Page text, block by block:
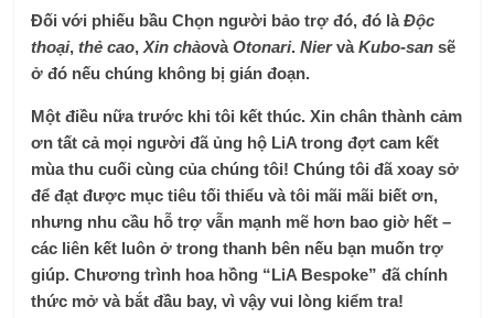
Đối với phiếu bầu Chọn người bảo trợ đó, đó làĐộc
thoại,thẻ cao,Xin chàovàOtonari.NiervàKubo-san sẽ
ở đó nếu chúng không bị gián đoạn.
Một điều nữa trước khi tôi kết thúc. Xin chân thành cảm
ơn tất cả mọi người đã ủng hộ LiA trong đợt cam kết
mùa thu cuối cùng của chúng tôi! Chúng tôi đã xoay sở
để đạt được mục tiêu tối thiểu và tôi mãi mãi biết ơn,
nhưng nhu cầu hỗ trợ vẫn mạnh mẽ hơn bao giờ hết –
các liên kết luôn ở trong thanh bên nếu bạn muốn trợ
giúp. Chương trình hoa hồng “LiA Bespoke” đã chính
thức mở và bắt đầu bay, vì vậy vui lòng kiểm tra!